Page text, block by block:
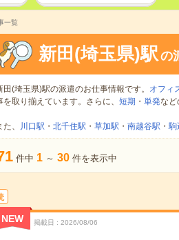
一覧
新田(埼玉県)駅の
田(埼玉県)駅の派遣のお仕事情報です。 オフィ
を取り揃えています。さらに、 短期 ・ 単発など
た、 川口駅 ・ 北千住駅 ・ 草加駅 ・ 南越谷駅 ・駒
件中 1 ～ 30 件を表示中
NEW 掲載日 2026/08/06